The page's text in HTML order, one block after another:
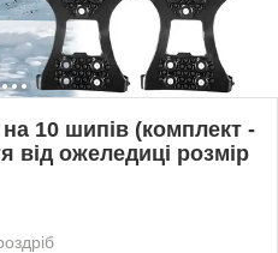
10 шипів (комплект -
від ожеледиці розмір